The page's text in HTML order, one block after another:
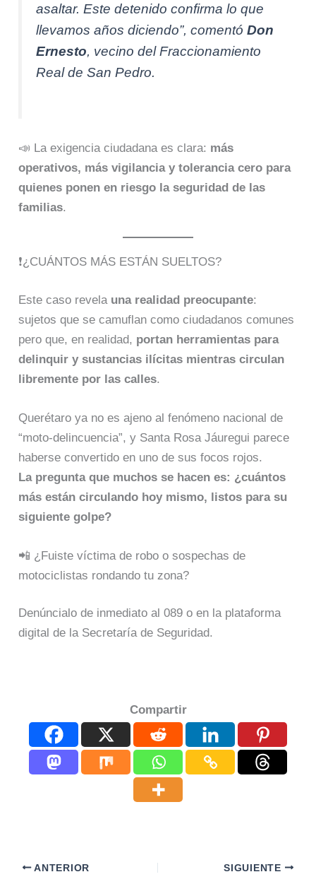
asaltar. Este detenido confirma lo que
llevamos años diciendo”, comentóDon
Ernesto, vecino del Fraccionamiento
Real de San Pedro.
📣 La exigencia ciudadana es clara: más
operativos, más vigilancia y tolerancia cero para
quienes ponen en riesgo la seguridad de las
familias.
❗¿CUÁNTOS MÁS ESTÁN SUELTOS?
Este caso revela una realidad preocupante:
sujetos que se camuflan como ciudadanos comunes
pero que, en realidad, portan herramientas para
delinquir y sustancias ilícitas mientras circulan
libremente por las calles.
Querétaro ya no es ajeno al fenómeno nacional de
“moto-delincuencia”, y Santa Rosa Jáuregui parece
haberse convertido en uno de sus focos rojos.
La pregunta que muchos se hacen es: ¿cuántos
más están circulando hoy mismo, listos para su
siguiente golpe?
📲 ¿Fuiste víctima de robo o sospechas de
motociclistas rondando tu zona?
Denúncialo de inmediato al 089 o en la plataforma
digital de la Secretaría de Seguridad.
Compartir
ANTERIOR SIGUIENTE